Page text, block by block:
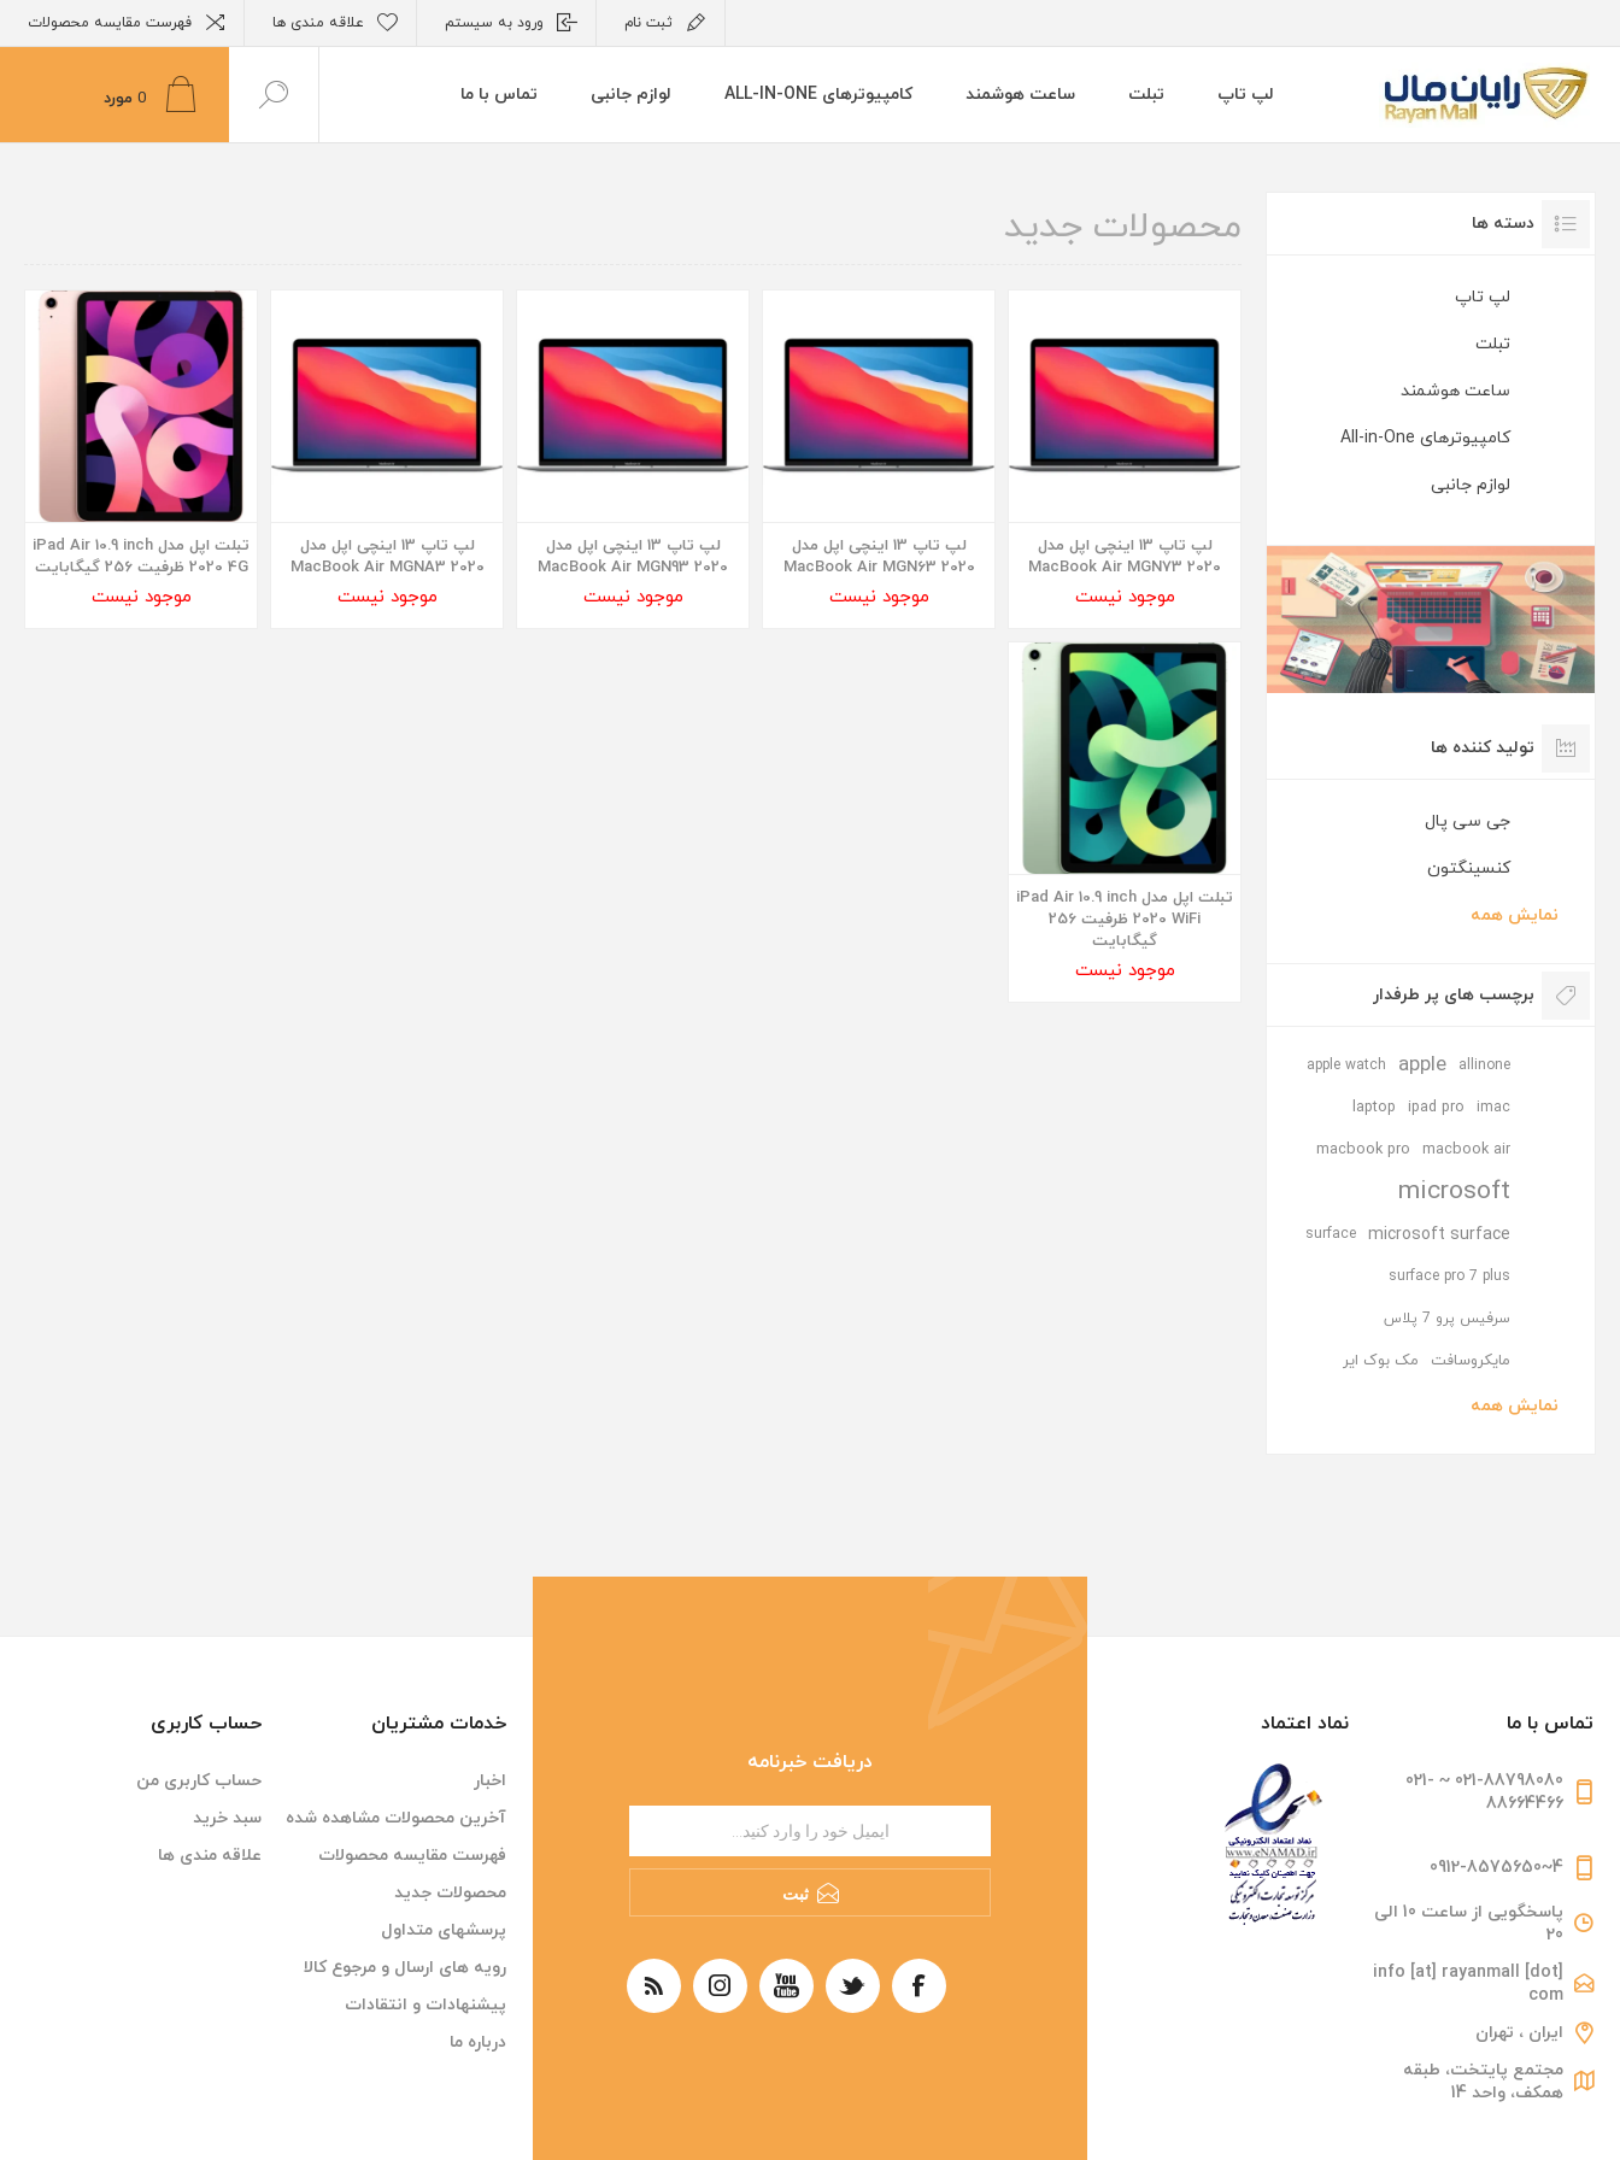
ثبت نام ورود به سیستم علاقه مندی ها فهرست مقایسه محصولات
لپ تاپ تبلت ساعت هوشمند کامپیوترهای ALL-IN-ONE لوازم جانبی تماس با ما 0 مورد
محصولات جدید
لپ تاپ 13 اینچی اپل مدل
MacBook Air MGN73 2020
موجود نیست
لپ تاپ 13 اینچی اپل مدل
MacBook Air MGN63 2020
موجود نیست
لپ تاپ 13 اینچی اپل مدل
MacBook Air MGN93 2020
موجود نیست
لپ تاپ 13 اینچی اپل مدل
MacBook Air MGNA3 2020
موجود نیست
تبلت اپل مدل iPad Air 10.9 inch
2020 4G ظرفیت 256 گیگابایت
موجود نیست
تبلت اپل مدل iPad Air 10.9 inch
2020 WiFi ظرفیت 256
گیگابایت
موجود نیست
دسته ها
لپ تاپ
تبلت
ساعت هوشمند
کامپیوترهای All-in-One
لوازم جانبی
تولید کننده ها
جی سی پال
کنسینگتون
نمایش همه
برچسب های پر طرفدار
allinone
apple
apple watch
imac
ipad pro
laptop
macbook air
macbook pro
microsoft
microsoft surface
surface
surface pro 7 plus
سرفیس پرو 7 پلاس
مایکروسافت مک بوک ایر
نمایش همه
دریافت خبرنامه
ثبت
تماس با ما
021-88798080 ~ 021-
88664466
4~0912-8575650
پاسخگویی از ساعت 10 الی
20
info [at] rayanmall [dot]
com
ایران ، تهران
مجتمع پایتخت، طبقه
همکف، واحد 14
نماد اعتماد خدمات مشتریان
اخبار
آخرین محصولات مشاهده شده
فهرست مقایسه محصولات
محصولات جدید
پرسشهای متداول
رویه های ارسال و مرجوع کالا
پیشنهادات و انتقادات
درباره ما
حساب کاربری
حساب کاربری من
سبد خرید
علاقه مندی ها